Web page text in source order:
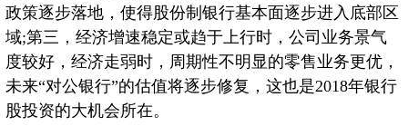
政策逐步落地，使得股份制银行基本面逐步进入底部区
域;第三，经济增速稳定或趋于上行时，公司业务景气
度较好，经济走弱时，周期性不明显的零售业务更优，
未来“对公银行”的估值将逐步修复，这也是2018年银行
股投资的大机会所在。